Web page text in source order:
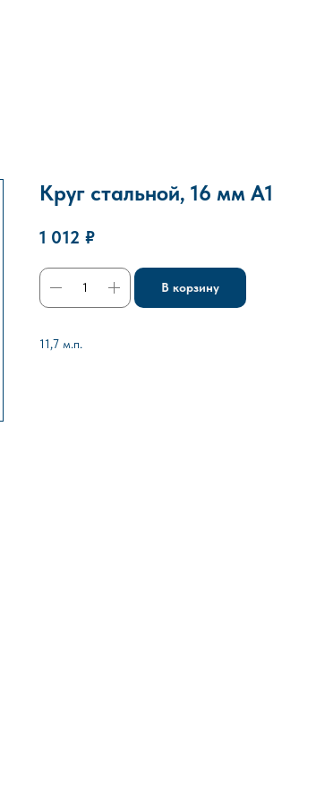
Круг стальной, 16 мм А1
1 012 ₽
В корзину
11,7 м.п.